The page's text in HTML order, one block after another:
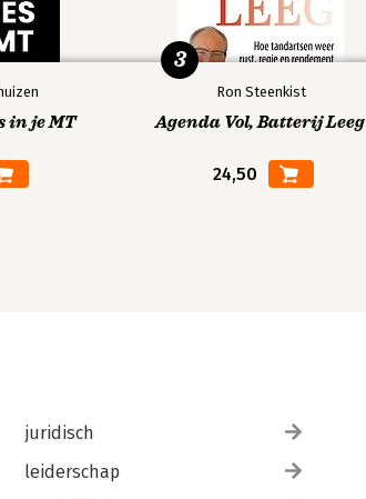
in je MT
Ron Steenkist
Agenda Vol, Batterij Leeg
24,50
3
juridisch
leiderschap